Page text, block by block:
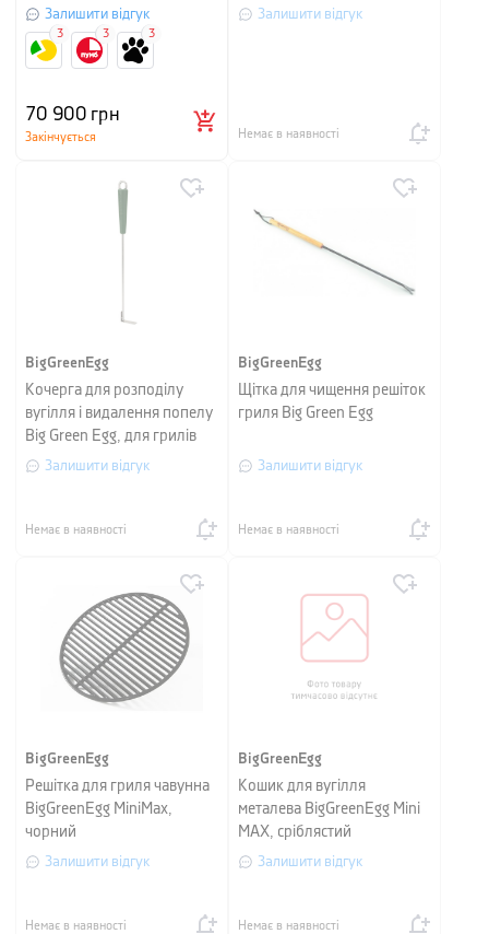
см, зелений
Залишити відгук
70 900грн
Закінчується
3 3 3
Залишити відгук
Немає в наявності
BigGreenEgg
Кочерга для розподілу
вугілля і видалення попелу
Big Green Egg, для грилів
Small і MiniMax
Залишити відгук
Немає в наявності
BigGreenEgg
Щітка для чищення решіток
гриля Big Green Egg
Залишити відгук
Немає в наявності
BigGreenEgg
Решітка для гриля чавунна
BigGreenEgg MiniMax,
чорний
Залишити відгук
Немає в наявності
BigGreenEgg
Кошик для вугілля
металева BigGreenEgg Mini
MAX, сріблястий
Залишити відгук
Немає в наявності